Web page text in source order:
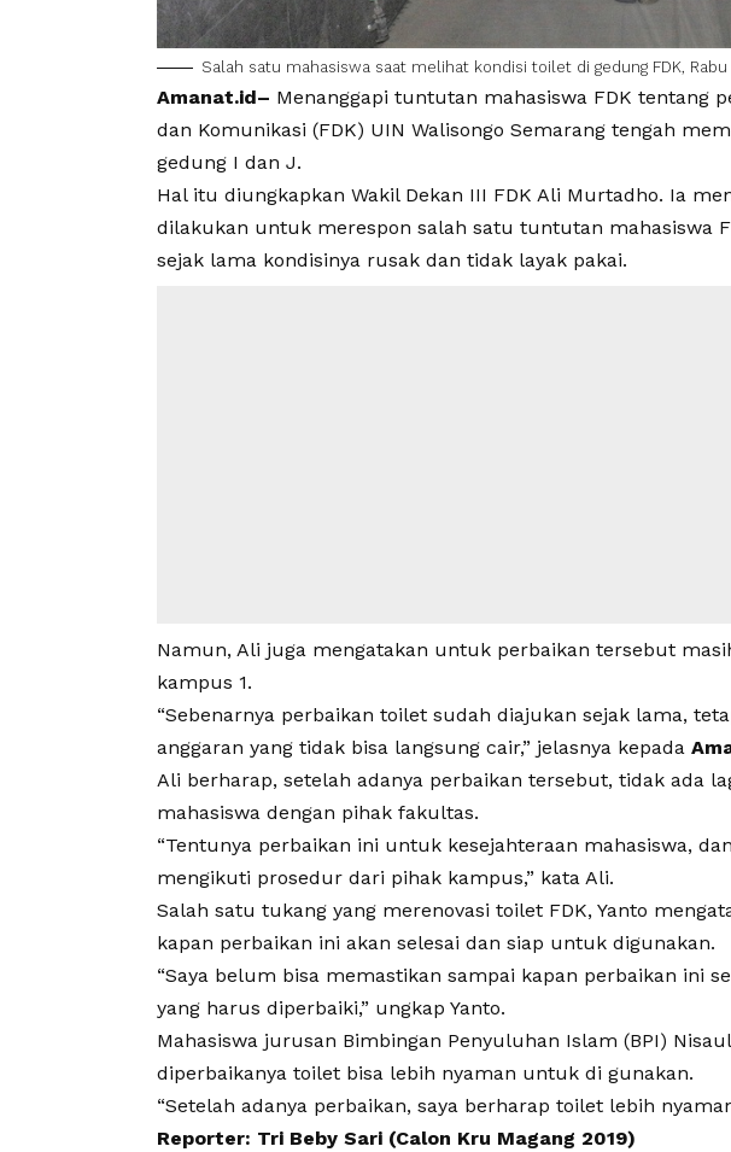
Salah satu mahasiswa saat melihat kondisi toilet di gedung FDK,
Amanat.id– Menanggapi tuntutan mahasiswa FDK tentang
dan Komunikasi (FDK) UIN Walisongo Semarang tengah
gedung I dan J.
Hal itu diungkapkan Wakil Dekan III FDK Ali Murtadho. Ia
dilakukan untuk merespon salah satu tuntutan mahasiswa
sejak lama kondisinya rusak dan tidak layak pakai.
Namun, Ali juga mengatakan untuk perbaikan tersebut
kampus 1.
“Sebenarnya perbaikan toilet sudah diajukan sejak lama,
anggaran yang tidak bisa langsung cair,” jelasnya kepada
Ali berharap, setelah adanya perbaikan tersebut, tidak ada
mahasiswa dengan pihak fakultas.
“Tentunya perbaikan ini untuk kesejahteraan mahasiswa,
mengikuti prosedur dari pihak kampus,” kata Ali.
Salah satu tukang yang merenovasi toilet FDK, Yanto
kapan perbaikan ini akan selesai dan siap untuk digunakan.
“Saya belum bisa memastikan sampai kapan perbaikan ini
yang harus diperbaiki,” ungkap Yanto.
Mahasiswa jurusan Bimbingan Penyuluhan Islam (BPI)
diperbaikanya toilet bisa lebih nyaman untuk di gunakan.
“Setelah adanya perbaikan, saya berharap toilet lebih
Reporter: Tri Beby Sari (Calon Kru Magang 2019)